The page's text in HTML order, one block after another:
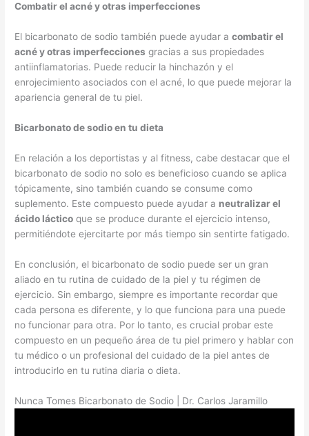
Combatir el acné y otras imperfecciones
El bicarbonato de sodio también puede ayudar acombatir el
acné y otras imperfecciones gracias a sus propiedades
antiinflamatorias. Puede reducir la hinchazón y el
enrojecimiento asociados con el acné, lo que puede mejorar la
apariencia general de tu piel.
Bicarbonato de sodio en tu dieta
En relación a los deportistas y al fitness, cabe destacar que el
bicarbonato de sodio no solo es beneficioso cuando se aplica
tópicamente, sino también cuando se consume como
suplemento. Este compuesto puede ayudar a neutralizar el
ácido láctico que se produce durante el ejercicio intenso,
permitiéndote ejercitarte por más tiempo sin sentirte fatigado.
En conclusión, el bicarbonato de sodio puede ser un gran
aliado en tu rutina de cuidado de la piel y tu régimen de
ejercicio. Sin embargo, siempre es importante recordar que
cada persona es diferente, y lo que funciona para una puede
no funcionar para otra. Por lo tanto, es crucial probar este
compuesto en un pequeño área de tu piel primero y hablar con
tu médico o un profesional del cuidado de la piel antes de
introducirlo en tu rutina diaria o dieta.
Nunca Tomes Bicarbonato de Sodio | Dr. Carlos Jaramillo